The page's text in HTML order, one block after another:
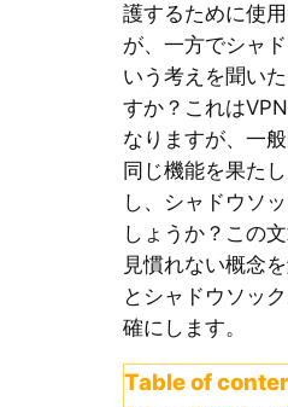
護するために使
が、一方でシャ
いう考えを聞い
すか？これは
なりますが、一
同じ機能を果た
し、シャドウソ
しょうか？この
見慣れない概念
とシャドウソッ
確にします。
Table of